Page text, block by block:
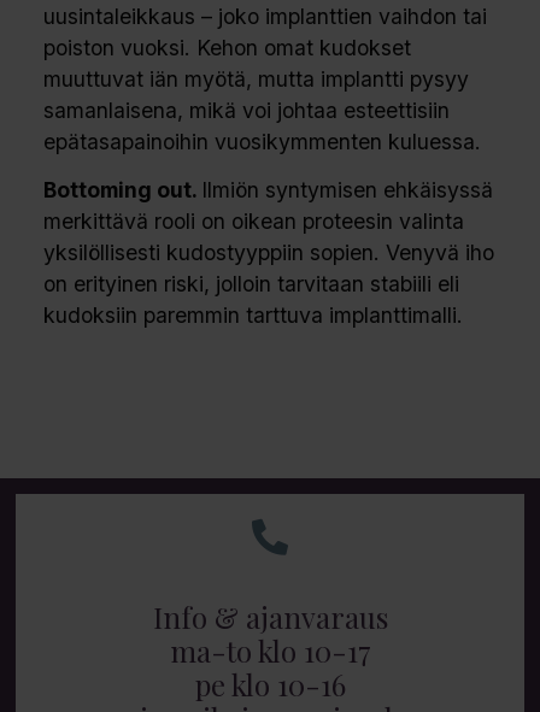
uusintaleikkaus – joko implanttien vaihdon tai
poiston vuoksi. Kehon omat kudokset
muuttuvat iän myötä, mutta implantti pysyy
samanlaisena, mikä voi johtaa esteettisiin
epätasapainoihin vuosikymmenten kuluessa.
Bottoming out. Ilmiön syntymisen ehkäisyssä
merkittävä rooli on oikean proteesin valinta
yksilöllisesti kudostyyppiin sopien. Venyvä iho
on erityinen riski, jolloin tarvitaan stabiili eli
kudoksiin paremmin tarttuva implanttimalli.
Info & ajanvaraus
ma-to klo 10-17
pe klo 10-16